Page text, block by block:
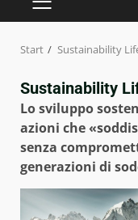
PRIMÄRES
MENÜ
Start Sustainability
Sustainability
Lo sviluppo
azioni che
senza
generazioni di